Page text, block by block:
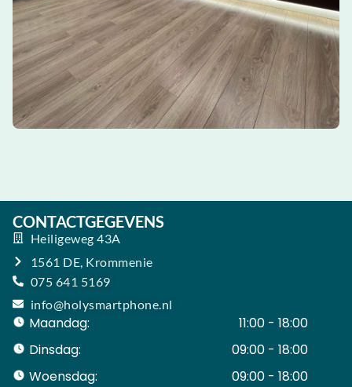
CONTACTGEGEVENS
Heiligeweg 43A
1561 DE, Krommenie
075 641 5169
info@holysmartphone.nl
Maandag:
11:00 - 18:00
Dinsdag:
09:00 - 18:00
Woensdag:
09:00 - 18:00